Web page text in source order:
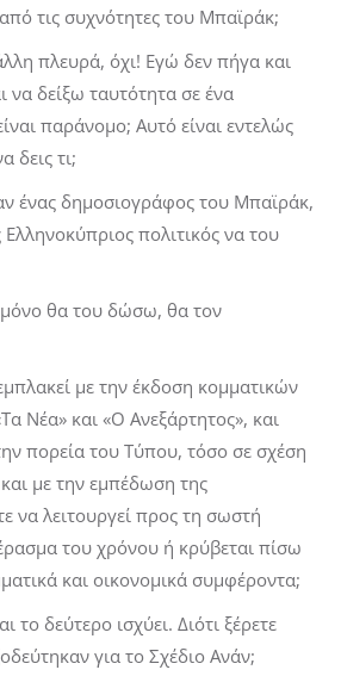
τις συχνότητες του Μπαϊράκ;
πλευρά, όχι! Εγώ δεν πήγα και
δείξω ταυτότητα σε ένα
παράνομο; Αυτό είναι εντελώς
δεις τι;
ένας δημοσιογράφος του Μπαϊράκ,
Ελληνοκύπριος πολιτικός να του
θα του δώσω, θα τον
με την έκδοση κομματικών
Νέα» και «Ο Ανεξάρτητος», και
πορεία του Τύπου, τόσο σε σχέση
με την εμπέδωση της
να λειτουργεί προς τη σωστή
του χρόνου ή κρύβεται πίσω
και οικονομικά συμφέροντα;
το δεύτερο ισχύει. Διότι ξέρετε
για το Σχέδιο Ανάν;